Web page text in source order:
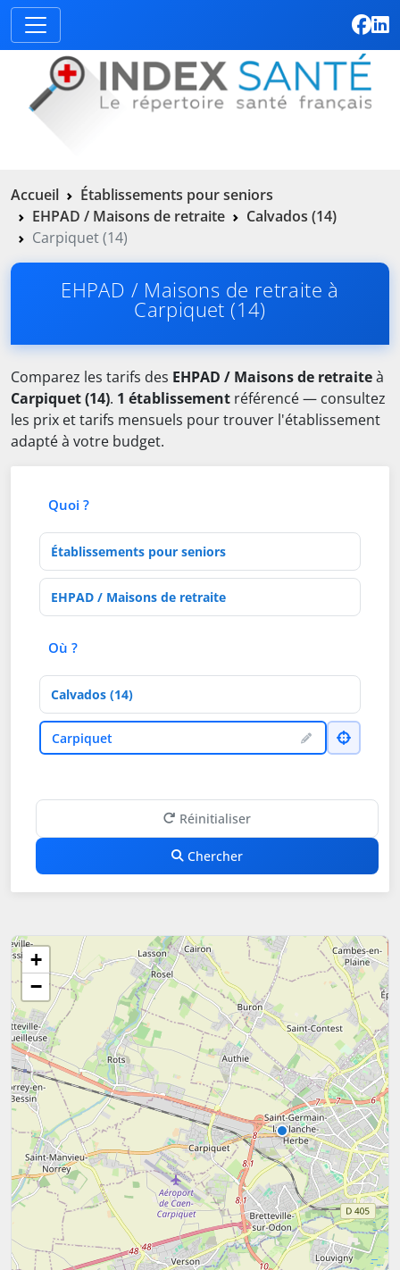
Accueil
Établissements pour seniors
EHPAD / Maisons de retraite
Calvados (14)
Carpiquet (14)
EHPAD / Maisons de retraite à
Carpiquet (14)
Comparez les tarifs des EHPAD / Maisons de retraiteà
Carpiquet (14). 1 établissement référencé — consultez
les prix et tarifs mensuels pour trouver l'établissement
adapté à votre budget.
Quoi ?
Type d'établissement
Activités de soins
Où ?
Département
VilleCarpiquet
Réinitialiser
Chercher
+
−